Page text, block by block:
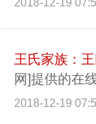
王氏家族：
网]提供的在
2018-12-19